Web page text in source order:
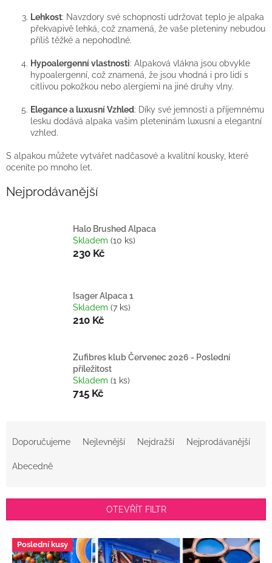
Lehkost: Navzdory své schopnosti udržovat teplo je alpaka
překvapivě lehká, což znamená, že vaše pleteniny nebudou
příliš těžké a nepohodlné.
Hypoalergenní vlastnosti: Alpaková vlákna jsou obvykle
hypoalergenní, což znamená, že jsou vhodná i pro lidi s
citlivou pokožkou nebo alergiemi na jiné druhy vlny.
Elegance a luxusní Vzhled: Díky své jemnosti a příjemnému
lesku dodává alpaka vašim pleteninám luxusní a elegantní
vzhled.
S alpakou můžete vytvářet nadčasové a kvalitní kousky, které
oceníte po mnoho let.
Nejprodávanější
Halo Brushed Alpaca
Skladem (10 ks)
230 Kč
Isager Alpaca 1
Skladem (7 ks)
210 Kč
Zufibres klub Červenec 2026 - Poslední
příležitost
Skladem (1 ks)
715 Kč
e
r
o
d
Doporučujeme Nejlevnější Nejdražší Nejprodávanější
Abecedně
OTEVŘÍT FILTR
V Poslední kusy